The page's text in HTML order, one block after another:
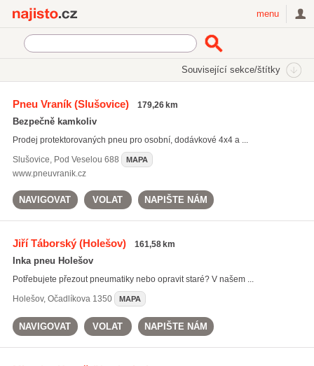
menu
Související sekce/štítky
letní pneumatiky(648)
výměna pneumatik (2761)
Pneu Vraník(Slušovice) 179,26 km
Bezpečně kamkoliv
Prodej protektorovaných pneu pro osobní, dodávkové 4x4 a ...
Slušovice, Pod Veselou 688 MAPA
www.pneuvranik.cz
NAVIGOVAT VOLAT NAPIŠTE NÁM
Jiří Táborský(Holešov) 161,58 km
Inka pneu Holešov
Potřebujete přezout pneumatiky nebo opravit staré? V našem ...
Holešov, Očadlíkova 1350 MAPA
NAVIGOVAT VOLAT NAPIŠTE NÁM